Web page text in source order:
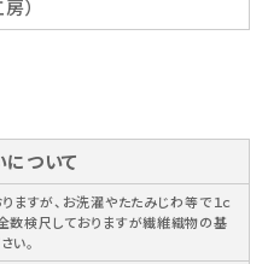
）
について
すが、お洗濯やたたみじわ等で１ｃ
数検尺しておりますが繊維織物の基
い。